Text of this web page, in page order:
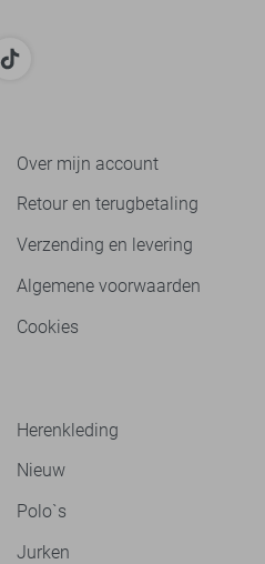
Over mijn account
Retour en terugbetaling
Verzending en levering
Algemene voorwaarden
Cookies
Herenkleding
Nieuw
Polo`s
Jurken